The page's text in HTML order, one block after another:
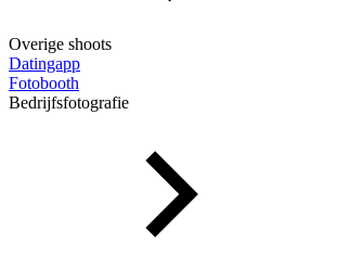
Overige shoots
Datingapp
Fotobooth
Bedrijfsfotografie